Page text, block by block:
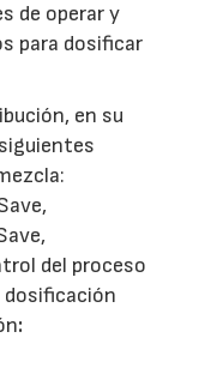
de operar y
para dosificar
en su
del proceso
dosificación
: